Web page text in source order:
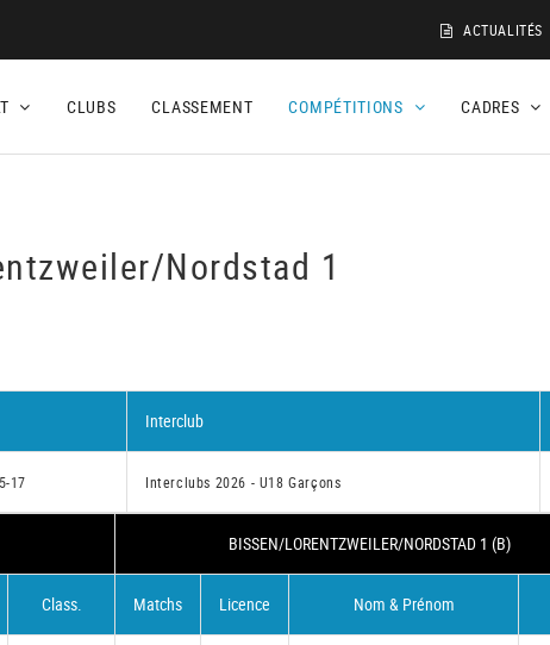
ACTUALITÉS
CLUBS CLASSEMENT COMPÉTITIONS CADRES
Nordstad 1
Interclub
17 Interclubs 2026 - U18 Garçons
BISSEN/LORENTZWEILER/NORDSTAD 1 (B)
Class. Matchs Licence Nom & Prénom